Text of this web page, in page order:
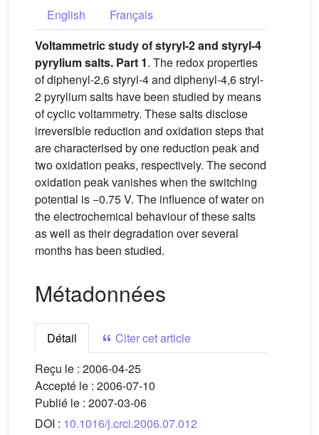
English
Français
Voltammetric study of styryl-2 and styryl-4
pyrylium salts. Part 1. The redox properties
of diphenyl-2,6 styryl-4 and diphenyl-4,6 stryl-
2 pyrylium salts have been studied by means
of cyclic voltammetry. These salts disclose
irreversible reduction and oxidation steps that
are characterised by one reduction peak and
two oxidation peaks, respectively. The second
oxidation peak vanishes when the switching
potential is −0.75 V. The influence of water on
the electrochemical behaviour of these salts
as well as their degradation over several
months has been studied.
Métadonnées
Détail
Citer cet article
Reçu le : 2006-04-25
Accepté le : 2006-07-10
Publié le : 2007-03-06
DOI : 10.1016/j.crci.2006.07.012